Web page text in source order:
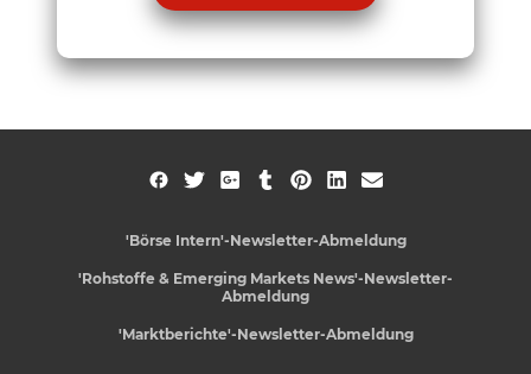
'Börse Intern'-Newsletter-Abmeldung
'Rohstoffe & Emerging Markets News'-Newsletter-
Abmeldung
'Marktberichte'-Newsletter-Abmeldung